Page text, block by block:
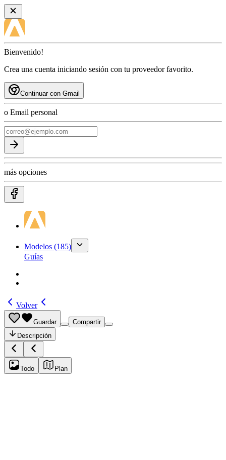
Bienvenido!
Crea una cuenta iniciando sesión con tu proveedor favorito.
Continuar con Gmail
o Email personal
más opciones
Modelos (185)
Guías
Volver
Guardar
Compartir
Descripción
Todo Plan